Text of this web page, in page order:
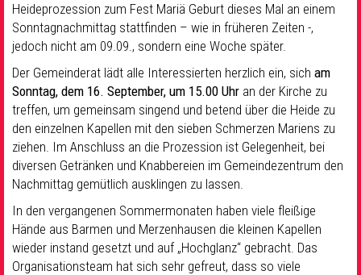
Gemeinschaft & Soziales
Musik& Kultur
Seelsorge & Kontakt
Heideprozession zum Fest Mariä Geburt dieses Mal an einem
Sonntagnachmittag stattfinden – wie in früheren Zeiten -,
jedoch nicht am 09.09., sondern eine Woche später.
Der Gemeinderat lädt alle Interessierten herzlich ein, sich am
Sonntag, dem 16. September, um 15.00 Uhr an der Kirche zu
treffen, um gemeinsam singend und betend über die Heide zu
den einzelnen Kapellen mit den sieben Schmerzen Mariens zu
ziehen. Im Anschluss an die Prozession ist Gelegenheit, bei
diversen Getränken und Knabbereien im Gemeindezentrum den
Nachmittag gemütlich ausklingen zu lassen.
In den vergangenen Sommermonaten haben viele fleißige
Hände aus Barmen und Merzenhausen die kleinen Kapellen
wieder instand gesetzt und auf „Hochglanz“ gebracht. Das
Organisationsteam hat sich sehr gefreut, dass so viele